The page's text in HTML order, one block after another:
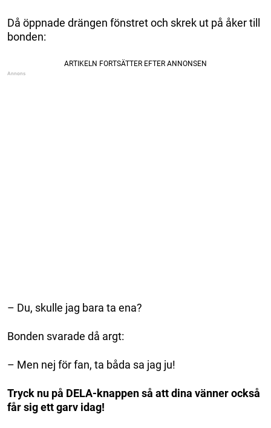
Då öppnade drängen fönstret och skrek ut på åker till
bonden:
– Du, skulle jag bara ta ena?
Bonden svarade då argt:
– Men nej för fan, ta båda sa jag ju!
Tryck nu på DELA-knappen så att dina vänner också
får sig ett garv idag!